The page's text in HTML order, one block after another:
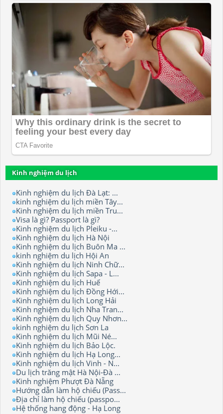
Kinh nghiệm du lịch
Kinh nghiệm du lịch Đà Lạt: ...
kinh nghiệm du lịch miền Tây...
Kinh nghiệm du lịch miền Tru...
Visa là gì? Passport là gì?
Kinh nghiệm du lịch Pleiku -...
Kinh nghiệm du lịch Hà Nội
Kinh nghiệm du lịch Buôn Ma ...
kinh nghiệm du lịch Hội An
Kinh nghiệm du lịch Ninh Chữ...
Kinh nghiệm du lịch Sapa - L...
Kinh nghiệm du lịch Huế
Kinh nghiệm du lịch Đồng Hới...
Kinh nghiệm du lịch Long Hải
Kinh nghiệm du lịch Nha Tran...
Kinh nghiệm du lịch Quy Nhơn...
kinh nghiệm du lịch Sơn La
Kinh nghiệm du lịch Mũi Né...
Kinh nghiệm du lịch Bảo Lộc.
Kinh nghiệm du lịch Hạ Long...
Kinh nghiệm du lịch Vinh - N...
Du lịch trăng mật Hà Nội-Đà ...
Kinh nghiệm Phượt Đà Nẵng
Hướng dẫn làm hộ chiếu (Pass...
Địa chỉ làm hộ chiếu (passpo...
Hệ thống hang động - Hạ Long